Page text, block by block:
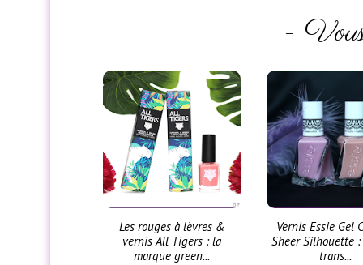
-
Les rouges à lèvres &
vernis All Tigers : la
marque green...
Vernis Essie Gel
Sheer Silhouette
trans...